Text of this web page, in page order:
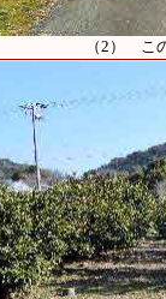
（2） こ